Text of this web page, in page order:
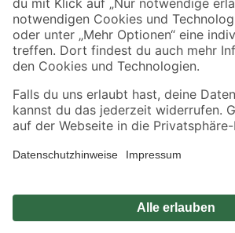
Jetzt die toom-App herunterladen
Alle Preisangaben in EUR inkl. gesetzl. MwSt.. Die
Umständen nicht in allen Märkten verfügbar. Die angegebenen
Produkte nur solange der Vorrat reicht.
*Paketversand ab 59 € versandkostenfrei, gilt nicht für Artikel
Privatsphäre Impressum
Nutzungsbedingungen
Widerrufsrecht